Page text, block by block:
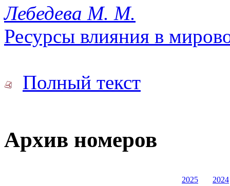
Лебедева М. М.
Ресурсы влияния в
Полный текст
Архив номеров
2025
2024